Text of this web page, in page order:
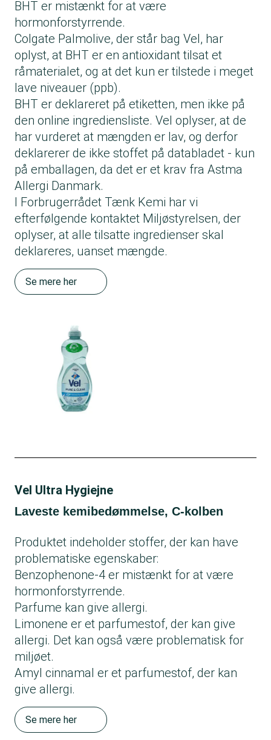
BHT er mistænkt for at være
hormonforstyrrende.
Colgate Palmolive, der står bag Vel, har
oplyst, at BHT er en antioxidant tilsat et
råmaterialet, og at det kun er tilstede i meget
lave niveauer (ppb).
BHT er deklareret på etiketten, men ikke på
den online ingrediensliste. Vel oplyser, at de
har vurderet at mængden er lav, og derfor
deklarerer de ikke stoffet på databladet - kun
på emballagen, da det er et krav fra Astma
Allergi Danmark.
I Forbrugerrådet Tænk Kemi har vi
efterfølgende kontaktet Miljøstyrelsen, der
oplyser, at alle tilsatte ingredienser skal
deklareres, uanset mængde.
Se mere her
Vel Ultra Hygiejne
Laveste kemibedømmelse, C-kolben
Produktet indeholder stoffer, der kan have
problematiske egenskaber:
Benzophenone-4 er mistænkt for at være
hormonforstyrrende.
Parfume kan give allergi.
Limonene er et parfumestof, der kan give
allergi. Det kan også være problematisk for
miljøet.
Amyl cinnamal er et parfumestof, der kan
give allergi.
Se mere her